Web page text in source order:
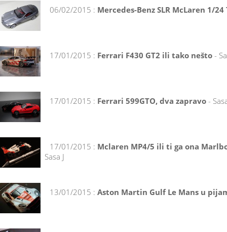
06/02/2015 : Mercedes-Benz SLR McLaren 1/
17/01/2015 : Ferrari F430 GT2 ili tako nešto -
17/01/2015 : Ferrari 599GTO, dva zapravo -
17/01/2015 : Mclaren MP4/5 ili ti ga ona
Sasa J
13/01/2015 : Aston Martin Gulf Le Mans u